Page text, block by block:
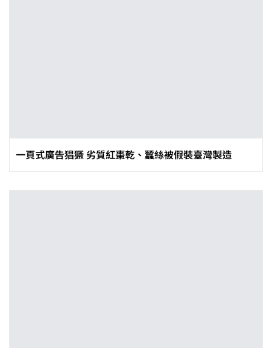
一頁式廣告猖獗 劣質紅棗乾、蠶絲被假裝臺灣製造